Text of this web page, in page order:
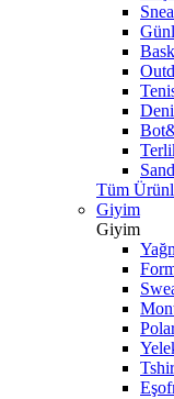
Tüm
Giyim
Giyim